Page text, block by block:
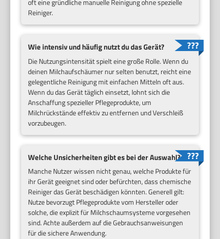
oft eine gründliche manuelle Reinigung ohne spezielle
Reiniger.
Wie intensiv und häufig nutzt du das Gerät?
Die Nutzungsintensität spielt eine große Rolle. Wenn du
deinen Milchaufschäumer nur selten benutzt, reicht eine
gelegentliche Reinigung mit einfachen Mitteln oft aus.
Wenn du das Gerät täglich einsetzt, lohnt sich die
Anschaffung spezieller Pflegeprodukte, um
Milchrückstände effektiv zu entfernen und Verschleiß
vorzubeugen.
Welche Unsicherheiten gibt es bei der Auswahl?
Manche Nutzer wissen nicht genau, welche Produkte für
ihr Gerät geeignet sind oder befürchten, dass chemische
Reiniger das Gerät beschädigen könnten. Generell gilt:
Nutze bevorzugt Pflegeprodukte vom Hersteller oder
solche, die explizit für Milchschaumsysteme vorgesehen
sind. Achte außerdem auf die Gebrauchsanweisungen
für die sichere Anwendung.